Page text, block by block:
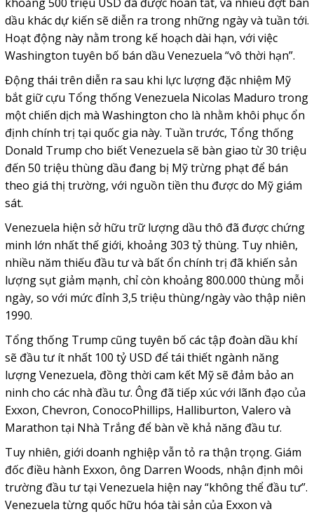
dầu khác dự kiến sẽ diễn ra trong những ngày và tuần tới.
Hoạt động này nằm trong kế hoạch dài hạn, với việc
Washington tuyên bố bán dầu Venezuela “vô thời hạn”.
Động thái trên diễn ra sau khi lực lượng đặc nhiệm Mỹ
bắt giữ cựu Tổng thống Venezuela Nicolas Maduro trong
một chiến dịch mà Washington cho là nhằm khôi phục ổn
định chính trị tại quốc gia này. Tuần trước, Tổng thống
Donald Trump cho biết Venezuela sẽ bàn giao từ 30 triệu
đến 50 triệu thùng dầu đang bị Mỹ trừng phạt để bán
theo giá thị trường, với nguồn tiền thu được do Mỹ giám
sát.
Venezuela hiện sở hữu trữ lượng dầu thô đã được chứng
minh lớn nhất thế giới, khoảng 303 tỷ thùng. Tuy nhiên,
nhiều năm thiếu đầu tư và bất ổn chính trị đã khiến sản
lượng sụt giảm mạnh, chỉ còn khoảng 800.000 thùng mỗi
ngày, so với mức đỉnh 3,5 triệu thùng/ngày vào thập niên
1990.
Tổng thống Trump cũng tuyên bố các tập đoàn dầu khí
sẽ đầu tư ít nhất 100 tỷ USD để tái thiết ngành năng
lượng Venezuela, đồng thời cam kết Mỹ sẽ đảm bảo an
ninh cho các nhà đầu tư. Ông đã tiếp xúc với lãnh đạo của
Exxon, Chevron, ConocoPhillips, Halliburton, Valero và
Marathon tại Nhà Trắng để bàn về khả năng đầu tư.
Tuy nhiên, giới doanh nghiệp vẫn tỏ ra thận trọng. Giám
đốc điều hành Exxon, ông Darren Woods, nhận định môi
trường đầu tư tại Venezuela hiện nay “không thể đầu tư”.
Venezuela từng quốc hữu hóa tài sản của Exxon và